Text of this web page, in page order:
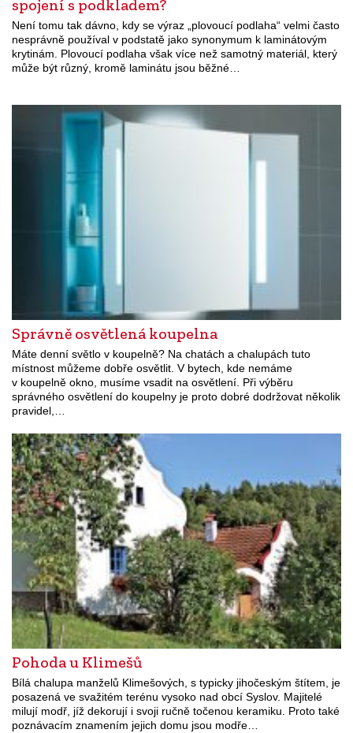
spojení s podkladem?
Není tomu tak dávno, kdy se výraz „plovoucí podlaha“ velmi často
nesprávně používal v podstatě jako synonymum k laminátovým
krytinám. Plovoucí podlaha však více než samotný materiál, který
může být různý, kromě laminátu jsou běžné…
Správně osvětlená koupelna
Máte denní světlo v koupelně? Na chatách a chalupách tuto
místnost můžeme dobře osvětlit. V bytech, kde nemáme
v koupelně okno, musíme vsadit na osvětlení. Při výběru
správného osvětlení do koupelny je proto dobré dodržovat několik
pravidel,…
Pohoda u Klimešů
Bílá chalupa manželů Klimešových, s typicky jihočeským štítem, je
posazená ve svažitém terénu vysoko nad obcí Syslov. Majitelé
milují modř, jíž dekorují i svoji ručně točenou keramiku. Proto také
poznávacím znamením jejich domu jsou modře…